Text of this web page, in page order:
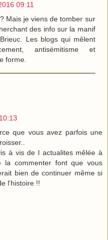
09:11
Mais je viens de tomber sur
des info sur la manif
Les blogs qui mêlent
antisémitisme et
forme.
que vous avez parfois une
à vis de l actualites mêlée à
la commenter font que vous
bien de continuer même si
l'histoire !!